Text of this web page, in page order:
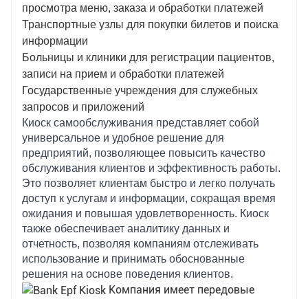
просмотра меню, заказа и обработки платежей
Транспортные узлы для покупки билетов и поиска
информации
Больницы и клиники для регистрации пациентов,
записи на прием и обработки платежей
Государственные учреждения для служебных
запросов и приложений
Киоск самообслуживания представляет собой
универсальное и удобное решение для
предприятий, позволяющее повысить качество
обслуживания клиентов и эффективность работы.
Это позволяет клиентам быстро и легко получать
доступ к услугам и информации, сокращая время
ожидания и повышая удовлетворенность. Киоск
также обеспечивает аналитику данных и
отчетность, позволяя компаниям отслеживать
использование и принимать обоснованные
решения на основе поведения клиентов.
Компания имеет передовые